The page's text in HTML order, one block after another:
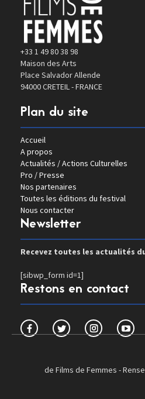
+33 1 49 80 38 98
Maison des Arts
Place Salvador Allende
94000 CRETEIL - FRANCE
Plan du site
Accueil
A propos
Actualités / Actions Culturelles
Pro / Presse
Nos partenaires
Toutes les éditions du festival
Nous contacter
Newsletter
Recevez toutes les actualités
[sibwp_form id=1]
Restons en contact
de Films de Femmes -